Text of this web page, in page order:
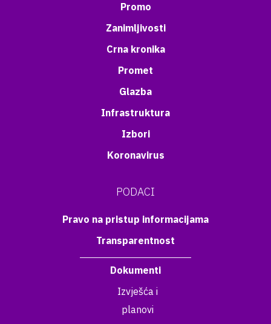
Promo
Zanimljivosti
Crna kronika
Promet
Glazba
Infrastruktura
Izbori
Koronavirus
PODACI
Pravo na pristup informacijama
Transparentnost
Dokumenti
Izvješća i
planovi